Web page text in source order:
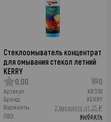
Стеклоомыватель концентрат
для омывания стекол летний
KERRY
0,00
0
Артикул:
KR336
Бренд:
KERRY
Варианты:
2 варианта от 23 ₽
ПВЗ:
выбрать